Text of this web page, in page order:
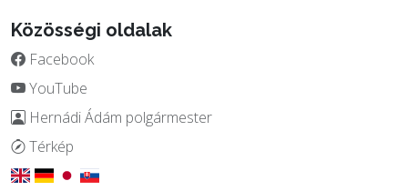
Közösségi oldalak
Facebook
YouTube
Hernádi Ádám polgármester
Térkép